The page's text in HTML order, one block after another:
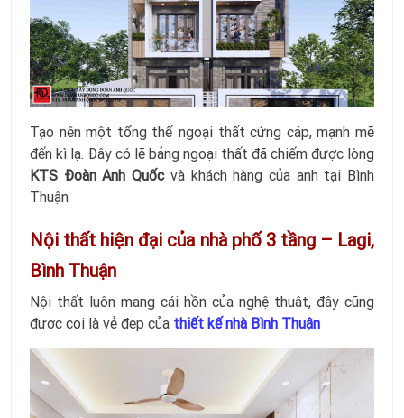
Tạo nên một tổng thể ngoại thất cứng cáp, mạnh mẽ
đến kì lạ. Đây có lẽ bảng ngoại thất đã chiếm được lòng
KTS Đoàn Anh Quốcvà khách hàng của anh tại Bình
Thuận
Nội thất hiện đại của nhà phố 3 tầng – Lagi,
Bình Thuận
Nội thất luôn mang cái hồn của nghệ thuật, đây cũng
được coi là vẻ đẹp của thiết kế nhà Bình Thuận